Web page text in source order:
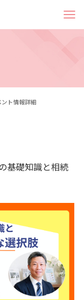
ント情報詳細
基礎知識と相続